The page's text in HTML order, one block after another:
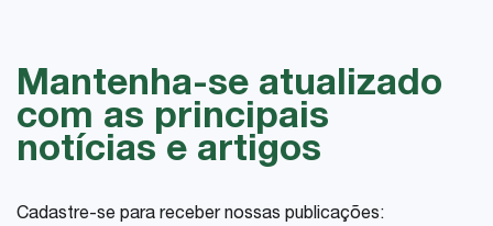
Mantenha-se atualizado
com as principais
notícias e artigos
Cadastre-se para receber nossas publicações: